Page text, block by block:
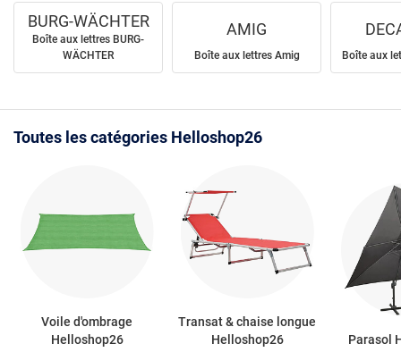
BURG-WÄCHTER
Boîte aux lettres BURG-
WÄCHTER
AMIG
Boîte aux lettres Amig Boîte aux
Toutes les catégories Helloshop26
Voile d'ombrage
Helloshop26
Transat & chaise longue
Helloshop26
Parasol